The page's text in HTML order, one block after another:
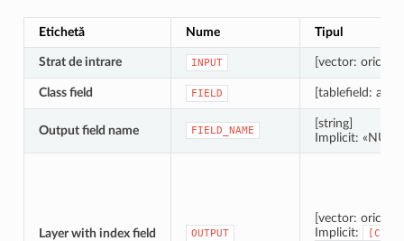
Etichetă Nume Tipul
Strat de intrare INPUT [vector: oricare]
Class field FIELD [tablefield: any]
Output field name FIELD_NAME
[string]
Implicit:
Layer with index field OUTPUT
[vector: oricare]
Implicit: